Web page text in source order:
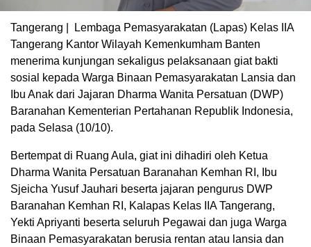
Tangerang | Lembaga Pemasyarakatan (Lapas) Kelas IIA
Tangerang Kantor Wilayah Kemenkumham Banten
menerima kunjungan sekaligus pelaksanaan giat bakti
sosial kepada Warga Binaan Pemasyarakatan Lansia dan
Ibu Anak dari Jajaran Dharma Wanita Persatuan (DWP)
Baranahan Kementerian Pertahanan Republik Indonesia,
pada Selasa (10/10).
Bertempat di Ruang Aula, giat ini dihadiri oleh Ketua
Dharma Wanita Persatuan Baranahan Kemhan RI, Ibu
Sjeicha Yusuf Jauhari beserta jajaran pengurus DWP
Baranahan Kemhan RI, Kalapas Kelas IIA Tangerang,
Yekti Apriyanti beserta seluruh Pegawai dan juga Warga
Binaan Pemasyarakatan berusia rentan atau lansia dan